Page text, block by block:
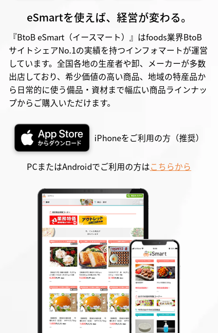
eSmartを使えば、経営が変わる。
『BtoB eSmart（イースマート）』はfoods業界BtoB
サイトシェアNo.1の実績を持つインフォマートが運営
しています。全国各地の生産者や卸、メーカーが多数
出店しており、希少価値の高い商品、地域の特産品か
ら日常的に使う備品・資材まで幅広い商品ラインナッ
プからご購入いただけます。
iPhoneをご利用の方（推奨）
PCまたはAndroidでご利用の方はこちらから